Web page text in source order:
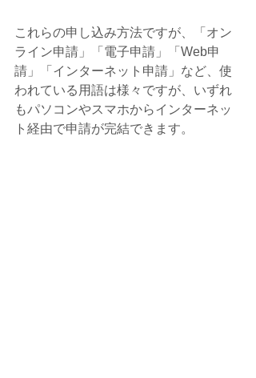
これらの申し込み方法ですが、「オン
ライン申請」「電子申請」「Web申
請」「インターネット申請」など、使
われている用語は様々ですが、いずれ
もパソコンやスマホからインターネッ
ト経由で申請が完結できます。